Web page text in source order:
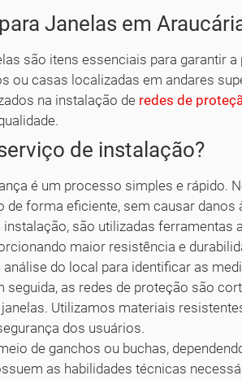
Janelas em
são itens essenciais para garantir
ou casas localizadas em andares
na instalação de redes de
de instalação?
é um processo simples e rápido.
forma eficiente, sem causar danos
são utilizadas ferramentas
maior resistência e
do local para identificar as
as redes de proteção são
Utilizamos materiais
dos usuários.
de ganchos ou buchas,
as habilidades técnicas